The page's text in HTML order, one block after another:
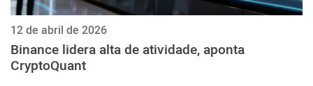
12 de abril de 2026
Binance lidera alta de atividade, aponta
CryptoQuant